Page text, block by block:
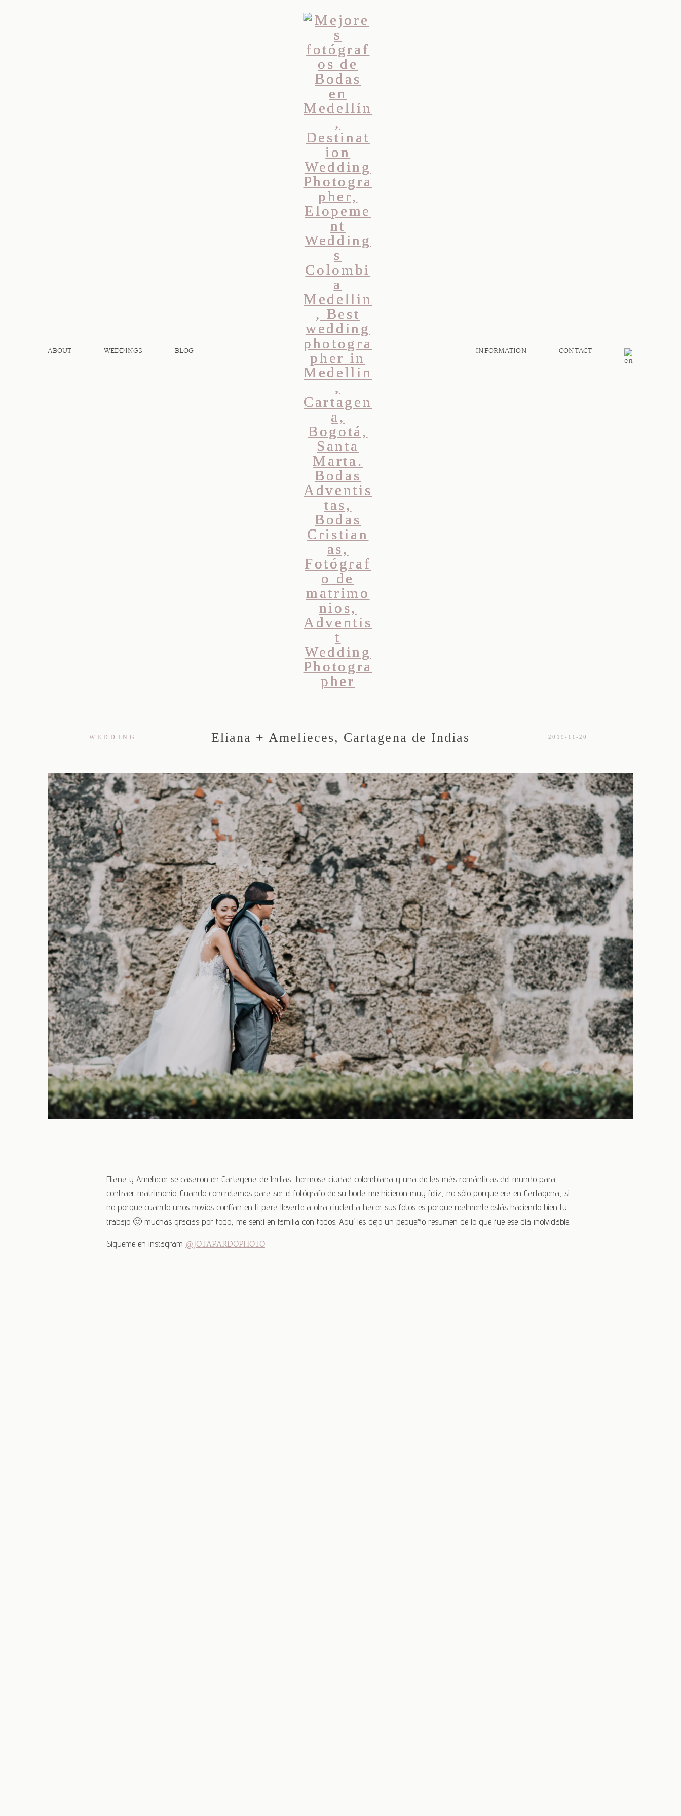
ABOUT WEDDINGS BLOG INFORMATION CONTACT
WEDDING Eliana + Amelieces, Cartagena de Indias 2019-11-20
Eliana y Ameliecer se casaron en Cartagena de Indias, hermosa ciudad colombiana y una de las más románticas del mundo para
contraer matrimonio. Cuando concretamos para ser el fotógrafo de su boda me hicieron muy feliz, no sólo porque era en Cartagena, si
no porque cuando unos novios confían en ti para llevarte a otra ciudad a hacer sus fotos es porque realmente estás haciendo bien tu
trabajo 🙂 muchas gracias por todo, me sentí en familia con todos. Aquí les dejo un pequeño resumen de lo que fue ese día inolvidable.
Sígueme en instagram @JOTAPARDOPHOTO